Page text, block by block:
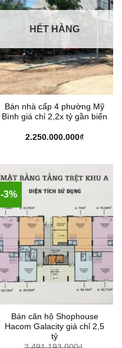
HẾT HÀNG
Bán nhà cấp 4 phường Mỹ
Bình giá chỉ 2,2x tỷ gần biển
2.250.000.000₫
-3%
Bán căn hộ Shophouse
Hacom Galacity giá chỉ 2,5
tỷ